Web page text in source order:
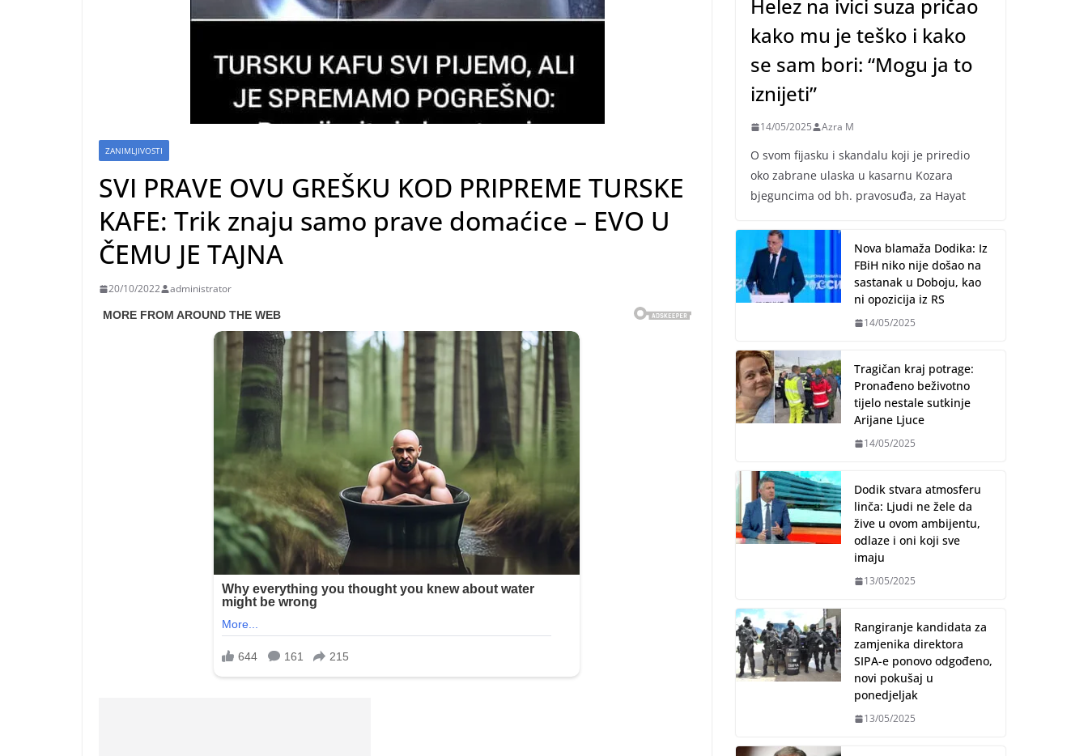
ZANIMLJIVOSTI
SVI PRAVE OVU GREŠKU KOD PRIPREME TURSKE
KAFE: Trik znaju samo prave domaćice – EVO U
ČEMU JE TAJNA
20/10/2022 administrator
Helez na ivici suza pričao
kako mu je teško i kako
se sam bori: “Mogu ja to
iznijeti”
14/05/2025 Azra M
O svom fijasku i skandalu koji je priredio
oko zabrane ulaska u kasarnu Kozara
bjeguncima od bh. pravosuđa, za Hayat
Nova blamaža Dodika: Iz
FBiH niko nije došao na
sastanak u Doboju, kao
ni opozicija iz RS
14/05/2025
Tragičan kraj potrage:
Pronađeno beživotno
tijelo nestale sutkinje
Arijane Ljuce
14/05/2025
Dodik stvara atmosferu
linča: Ljudi ne žele da
žive u ovom ambijentu,
odlaze i oni koji sve
imaju
13/05/2025
Rangiranje kandidata za
zamjenika direktora
SIPA-e ponovo odgođeno,
novi pokušaj u
ponedjeljak
13/05/2025